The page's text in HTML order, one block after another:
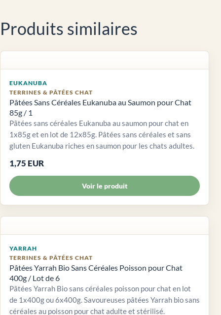
Produits similaires
EUKANUBA
TERRINES & PÂTÉES CHAT
Pâtées Sans Céréales Eukanuba au Saumon pour Chat
85g / 1
Pâtées sans céréales Eukanuba au saumon pour chat en
1x85g et en lot de 12x85g. Pâtées sans céréales et sans
gluten Eukanuba riches en saumon pour les chats adultes.
1,75 EUR
Voir le produit
YARRAH
TERRINES & PÂTÉES CHAT
Pâtées Yarrah Bio Sans Céréales Poisson pour Chat
400g / Lot de 6
Pâtées Yarrah Bio sans céréales poisson pour chat en lot
de 1x400g ou 6x400g. Savoureuses pâtées Yarrah bio sans
céréales au poisson pour chat adulte et stérilisé.